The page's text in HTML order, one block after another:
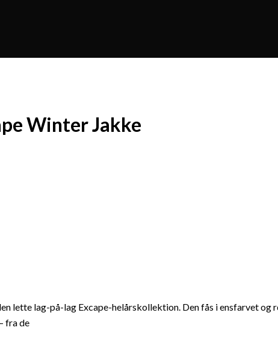
Winter Jakke
lette lag-på-lag Excape-helårskollektion. Den fås i ensfarvet og
fra de